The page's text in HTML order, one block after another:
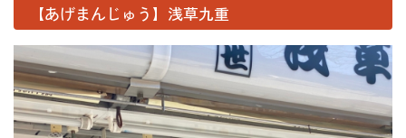
【あげまんじゅう】浅草九重